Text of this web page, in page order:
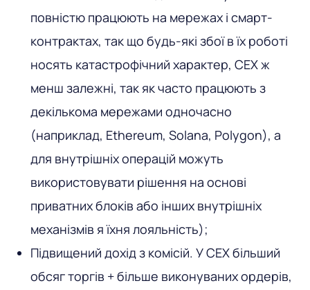
повністю працюють на мережах і смарт-
контрактах, так що будь-які збої в їх роботі
носять катастрофічний характер, CEX ж
менш залежні, так як часто працюють з
декількома мережами одночасно
(наприклад, Ethereum, Solana, Polygon), а
для внутрішніх операцій можуть
використовувати рішення на основі
приватних блоків або інших внутрішніх
механізмів я їхня лояльність);
Підвищений дохід з комісій. У CEX більший
обсяг торгів + більше виконуваних ордерів,